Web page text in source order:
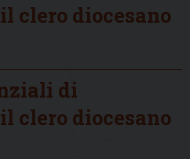
clero diocesano
di
clero diocesano